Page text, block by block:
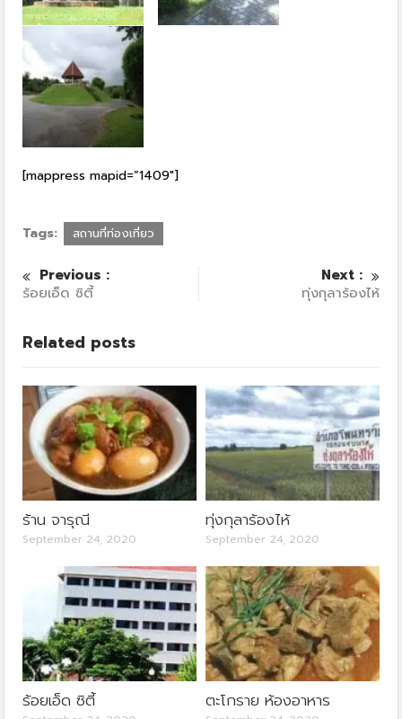
[mappress mapid=”1409″]
Tags: สถานที่ท่องเที่ยว
Previous :
ร้อยเอ็ด ซิตี้
Next :
ทุ่งกุลาร้องไห้
Related posts
ร้าน จารุณี
September 24, 2020
ทุ่งกุลาร้องไห้
September 24, 2020
ร้อยเอ็ด ซิตี้ ตะโกราย ห้องอาหาร